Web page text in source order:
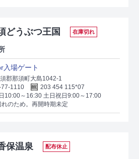
どうぶつ王国 在庫切れ
入場ゲート
郡那須町大島1042-1
1110
203 454 115*07
10:00～16:30 土日祝日9:00～17:00
れのため。再開時期未定
保温泉 配布休止